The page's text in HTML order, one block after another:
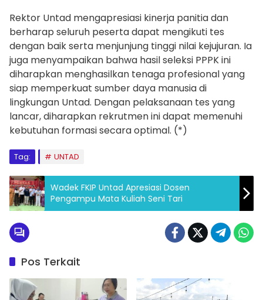
Rektor Untad mengapresiasi kinerja panitia dan
berharap seluruh peserta dapat mengikuti tes
dengan baik serta menjunjung tinggi nilai kejujuran. Ia
juga menyampaikan bahwa hasil seleksi PPPK ini
diharapkan menghasilkan tenaga profesional yang
siap memperkuat sumber daya manusia di
lingkungan Untad. Dengan pelaksanaan tes yang
lancar, diharapkan rekrutmen ini dapat memenuhi
kebutuhan formasi secara optimal. (*)
Tag: UNTAD
Wadek FKIP Untad Apresiasi Dosen
Pengampu Mata Kuliah Seni Tari
Pos Terkait